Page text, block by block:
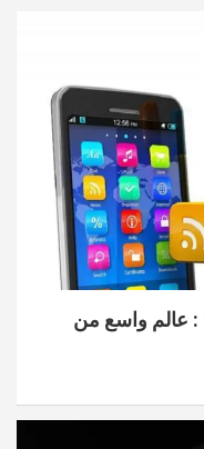
: عالم واسع من